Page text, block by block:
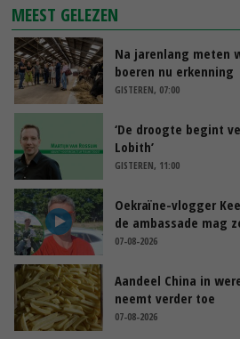
MEEST GELEZEN
Na jarenlang meten
boeren nu erkenning
GISTEREN, 07:00
‘De droogte begint
Lobith’
GISTEREN, 11:00
Oekraïne-vlogger
de ambassade mag
07-08-2026
Aandeel China in
neemt verder toe
07-08-2026